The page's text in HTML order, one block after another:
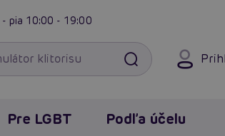
- pia 10:00 - 19:00
Pre LGBT Podľa účelu